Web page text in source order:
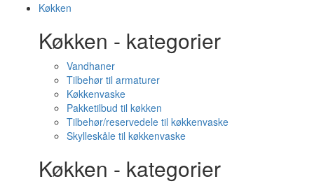
Køkken
Køkken - kategorier
Vandhaner
Tilbehør til armaturer
Køkkenvaske
Pakketilbud til køkken
Tilbehør/reservedele til køkkenvaske
Skylleskåle til køkkenvaske
Køkken - kategorier